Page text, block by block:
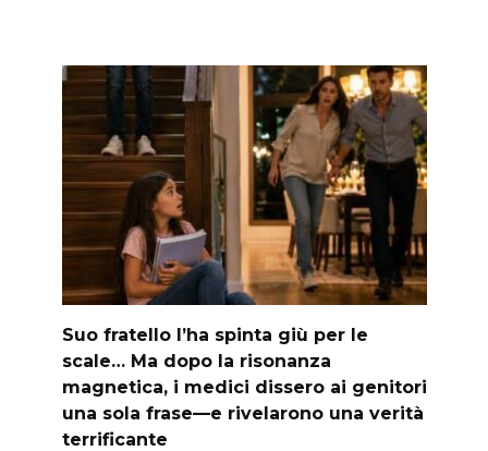
Suo fratello l’ha spinta giù per le
scale… Ma dopo la risonanza
magnetica, i medici dissero ai genitori
una sola frase—e rivelarono una verità
terrificante